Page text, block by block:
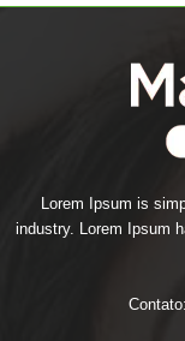
Lorem Ipsum is
industry. Lorem Ipsum
Contato: